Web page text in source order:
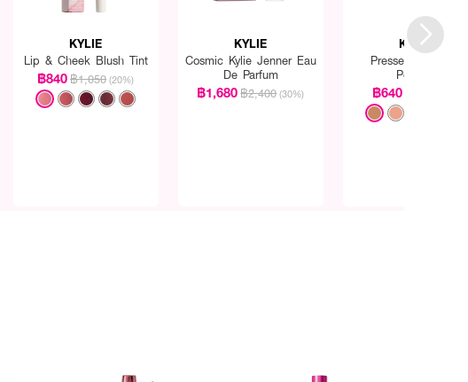
KYLIE
Lip & Cheek Blush Tint
฿840฿1,050 (20%)
KYLIE
Cosmic Kylie Jenner Eau
De Parfum
฿1,680฿2,400 (30%)
KYLIE
Pressed Bronzing
Powder
฿640